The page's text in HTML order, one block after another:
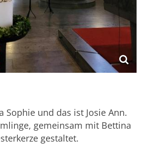
Sophie und das ist Josie Ann.
gemeinsam mit Bettina
gestaltet.